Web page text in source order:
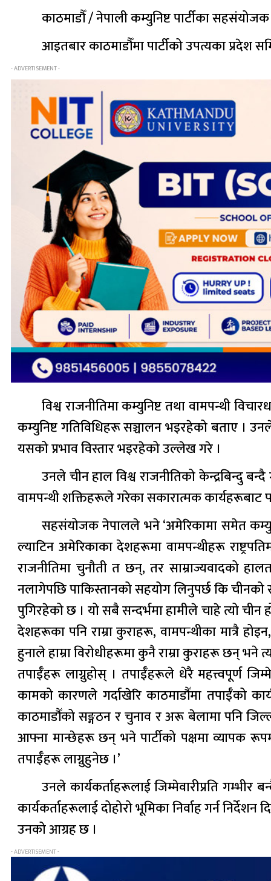
काठमाडौँ / नेपाली कम्युनिष्ट पार्टीका
आइतबार काठमाडौँमा पार्टीको उपत्यका प्रदेश
- ADVERTISEMENT -
विश्व राजनीतिमा कम्युनिष्ट तथा वामपन्थी
कम्युनिष्ट गतिविधिहरू सञ्चालन भइरहेको बताए ।
यसको प्रभाव विस्तार भइरहेको उल्लेख गरे ।
उनले चीन हाल विश्व राजनीतिको केन्द्रबिन्दु
वामपन्थी शक्तिहरूले गरेका सकारात्मक कार्यहरूबाट
सहसंयोजक नेपालले भने ‘अमेरिकामा समेत
ल्याटिन अमेरिकाका देशहरूमा वामपन्थीहरू
राजनीतिमा चुनौती त छन्, तर साम्राज्यवादको
नलागेपछि पाकिस्तानको सहयोग लिनुपर्छ कि
पुगिरहेको छ । यो सबै सन्दर्भमा हामीले चाहे त्यो चीन
देशहरूका पनि राम्रा कुराहरू, वामपन्थीका मात्रै
हुनाले हाम्रा विरोधीहरूमा कुनै राम्रा कुराहरू छन्
तपाईँहरू लाग्नुहोस् । तपाईँहरूले धेरै महत्त्वपूर्ण
कामको कारणले गर्दाखेरि काठमाडौँमा तपाईँको
काठमाडौँको सङ्गठन र चुनाव र अरू बेलामा पनि
आफ्ना मान्छेहरू छन् भने पार्टीको पक्षमा व्यापक
तपाईँहरू लाग्नुहुनेछ ।’
उनले कार्यकर्ताहरूलाई जिम्मेवारीप्रति गम्भीर
कार्यकर्ताहरूलाई दोहोरो भूमिका निर्वाह गर्न
उनको आग्रह छ ।
- ADVERTISEMENT -